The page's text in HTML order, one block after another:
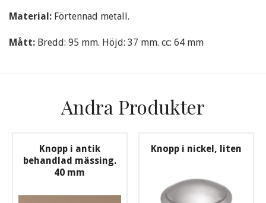
Material: Förtennad metall.
Mått: Bredd: 95 mm. Höjd: 37 mm. cc: 64 mm
Andra Produkter
Knopp i antik
behandlad mässing.
40 mm
Knopp i nickel, liten